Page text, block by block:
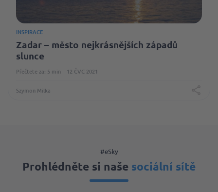
INSPIRACE
Zadar – město nejkrásnějších západů
slunce
Přečtete za: 5 min 12 ČVC 2021
Szymon Milka
#eSky
Prohlédněte si naše sociální sítě